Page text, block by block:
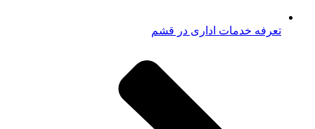
تعرفه خدمات اداری در قشم